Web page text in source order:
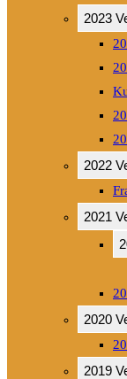
2023
2022
2021
2020
2019